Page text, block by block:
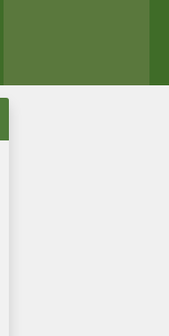
intensiv. • 19:19